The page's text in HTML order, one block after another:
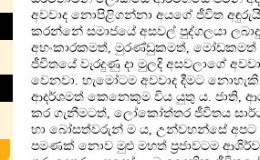
අවවාද නොපිළිගන්නා අයගේ ජීවිත
කරන්නේ සමාජයේ අසවල් පුද්ගලයා
අහංකාරකමත්, මුරණ්ඩුකමත්, මෝඩකමත්
ජීවිතයේ වැරදුණු දා මුලදි අසවලාගේ
වෙනවා. හැමෝටම අවවාද දීමට
ආදර්ශමත් කෙනෙකුම විය යුතු ය. ජාති,
කර ගැනීමටත්, ලෝකෝත්තර ජීවිතය
හා බෝසත්වරුන් ම ය, උන්වහන්සේ අපට
පමණක් නොව මුළු මහත් ප්‍රජාවටම